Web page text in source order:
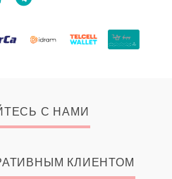
С НАМИ
КЛИЕНТОМ